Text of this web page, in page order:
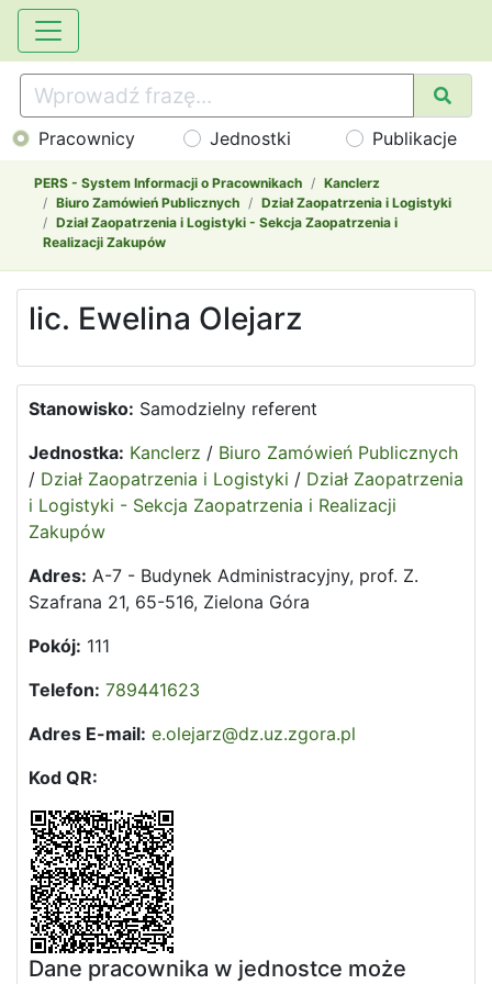
Pracownicy Jednostki Publikacje
PERS - System Informacji o Pracownikach
Kanclerz
Biuro Zamówień Publicznych
Dział Zaopatrzenia i Logistyki
Dział Zaopatrzenia i Logistyki - Sekcja Zaopatrzenia i
Realizacji Zakupów
lic. Ewelina Olejarz
Stanowisko: Samodzielny referent
Jednostka: Kanclerz / Biuro Zamówień Publicznych
/ Dział Zaopatrzenia i Logistyki / Dział Zaopatrzenia
i Logistyki - Sekcja Zaopatrzenia i Realizacji
Zakupów
Adres: A-7 - Budynek Administracyjny, prof. Z.
Szafrana 21, 65-516, Zielona Góra
Pokój: 111
Telefon: 789441623
Adres E-mail: e.olejarz@dz.uz.zgora.pl
Kod QR:
Dane pracownika w jednostce może